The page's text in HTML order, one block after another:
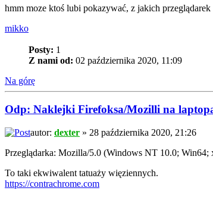
hmm moze ktoś lubi pokazywać, z jakich przeglądarek
mikko
Posty: 1
Z nami od: 02 października 2020, 11:09
Na górę
Odp: Naklejki Firefoksa/Mozilli na
autor: dexter » 28 października 2020, 21:26
Przeglądarka: Mozilla/5.0 (Windows NT 10.0;
To taki ekwiwalent tatuaży więziennych.
https://contrachrome.com